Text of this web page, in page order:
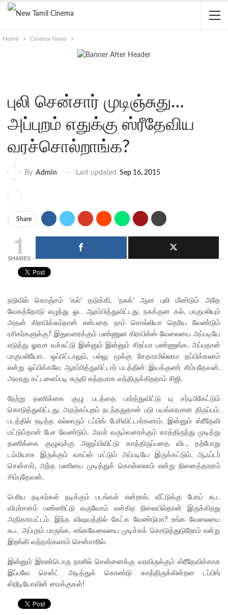
Home Cinema News
புலி சென்சார் முடிஞ்சுது…
அப்புறம் எதுக்கு ஸ்ரீதேவிய
வரச்சொல்றாங்க?
By Admin Last updated Sep 16, 2015
Share
1
SHARES
நடுவில் கொஞ்சம் ‘கல்’ தடுக்கி, ‘நசுக்’ ஆன புலி மீண்டும் அதே
வேகத்தோடு எழுந்து ஓட ஆரம்பித்துவிட்டது. நசுக்குன கல், பாகுபலியும்
அதன் கிராபிக்சும்தான் என்பதை நாம் சொல்லியா தெரிய வேண்டும்
ரசிகர்களுக்கு? இதுவரைக்கும் பண்ணுன கிராபிக்ஸ் வேலையை அப்படியே
எடுத்து ஓரமா வச்சுட்டு இன்னும் இன்னும் சிறப்பா பண்ணுங்க. அப்பதான்
பாகுபலியோட ஒப்பிட்டாலும், பல்லு மூக்கு சேதாரமில்லாம தப்பிக்கலாம்
என்று ஒப்பிக்கவே ஆரம்பித்துவிட்டார் படத்தின் இயக்குனர் சிம்புதேவன்.
அவரது கட்டளைப்படி சுருதி சுத்தமாக வந்திருக்கிறதாம் சிஜி.
நேற்று தணிக்கை குழு படத்தை பார்த்துவிட்டு யு சர்டிபிகேட்டும்
கொடுத்துவிட்டது. அதற்கப்புறம் நடந்ததுதான் படு பயங்கரமான திருப்பம்.
படத்தில் நடித்த எல்லாரும் டப்பிங் பேசிவிட்டார்களாம். இன்னும் ஸ்ரீதேவி
மட்டும்தான் பேச வேண்டும். அவர் வரும்வரைக்கும் காத்திருந்து முடித்து
தணிக்கை குழுவுக்கு அனுப்பிவிட்டு காத்திருப்பதை விட, தற்போது
டம்மியாக இருக்கும் வாய்ஸ் மட்டும் அப்படியே இருக்கட்டும். ஆஃப்டர்
சென்சார், அந்த பணியை முடித்துக் கொள்ளலாம் என்று நினைத்தாராம்
சிம்புதேவன்.
பெரிய நடிகர்கள் நடிக்கும் படங்கள் என்றால், வீட்டுக்கு போய் கூட
விமர்சனம் பண்ணிட்டு வருவோம் என்கிற நிலையில்தான் இருக்கிறது
அதிகாரமட்டம். இந்த விஷயத்தில் கேட்க வேண்டுமா? உங்க வேலையை
கூட அப்புறம் பாருங்க. எங்கவேலையை முடிச்சுக் கொடுத்துடுறோம் என்று
இறங்கி வந்தார்களாம் சென்சாரில்.
இன்னும் இரண்டொரு நாளில் சென்னைக்கு வரவிருக்கும் ஸ்ரீதேவிக்காக
இப்பவே சென்ட் அடித்துக் கொண்டு காத்திருக்கின்றன டப்பிங்
ஸ்டூடியோவின் மைக்குகள்!